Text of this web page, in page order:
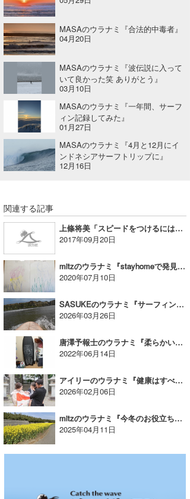
MASAのウラナミ『合法的中毒者』
04月20日
MASAのウラナミ『波伝説に入って
いて良かった笑 ありがとう』
03月10日
MASAのウラナミ『一年間、サーフ
ィン記録してみた』
01月27日
MASAのウラナミ『4月と12月にイ
ンドネシアサーフトリップに』
12月16日
関連する記事
上條将美「スピードをつけるには?!」
2017年09月20日
mitzのウラナミ『stayhomeで発見したこと』
2020年07月10日
SASUKEのウラナミ『サーフィンPOV動画また始めようか。』
2026年03月26日
唐澤予報士のウラナミ『柔らかいのも良いじゃない！』
2022年06月14日
アイリーのウラナミ『健康はすべての土台』
2026年02月06日
mitzのウラナミ『今冬のお役立ちグッズ』
2025年04月11日